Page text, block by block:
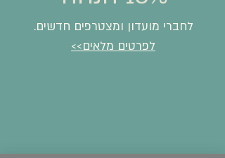
לחברי מועדון ומצטרפים חדשים.
לפרטים מלאים>>